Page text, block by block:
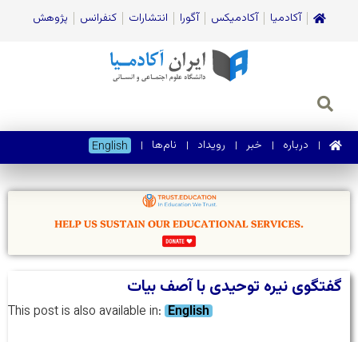
آکادمیا آکادمیکس آگورا انتشارات کنفرانس پژوهش
درباره خبر رویداد نام‌ها English
گفتگوی نیره توحیدی با آصف بیات
This post is also available in: English